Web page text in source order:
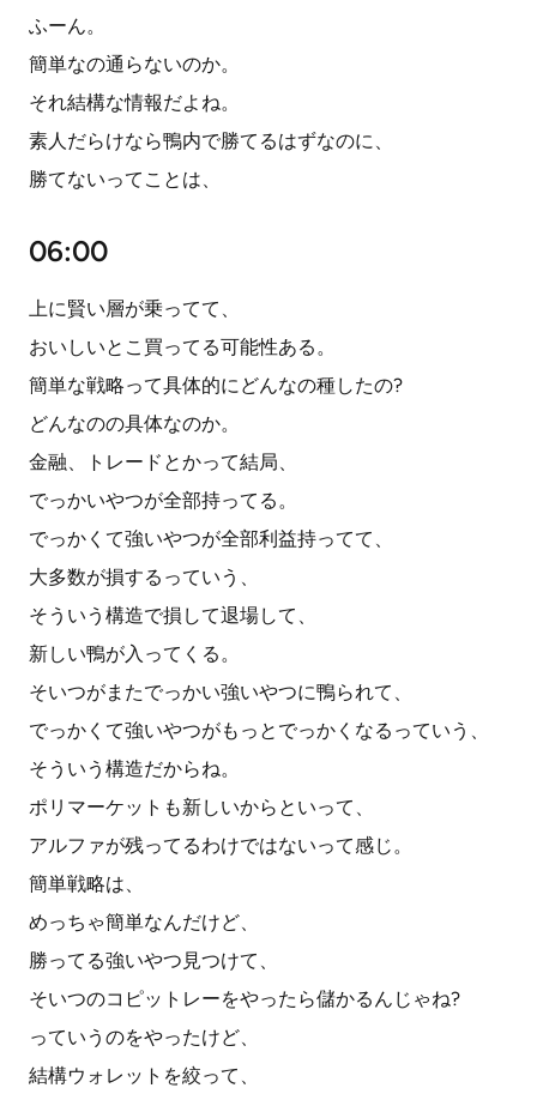
ふーん。
簡単なの通らないのか。
それ結構な情報だよね。
素人だらけなら鴨内で勝てるはずなのに、
勝てないってことは、
06:00
上に賢い層が乗ってて、
おいしいとこ買ってる可能性ある。
簡単な戦略って具体的にどんなの種したの?
どんなのの具体なのか。
金融、トレードとかって結局、
でっかいやつが全部持ってる。
でっかくて強いやつが全部利益持ってて、
大多数が損するっていう、
そういう構造で損して退場して、
新しい鴨が入ってくる。
そいつがまたでっかい強いやつに鴨られて、
でっかくて強いやつがもっとでっかくなるっていう、
そういう構造だからね。
ポリマーケットも新しいからといって、
アルファが残ってるわけではないって感じ。
簡単戦略は、
めっちゃ簡単なんだけど、
勝ってる強いやつ見つけて、
そいつのコピットレーをやったら儲かるんじゃね?
っていうのをやったけど、
結構ウォレットを絞って、